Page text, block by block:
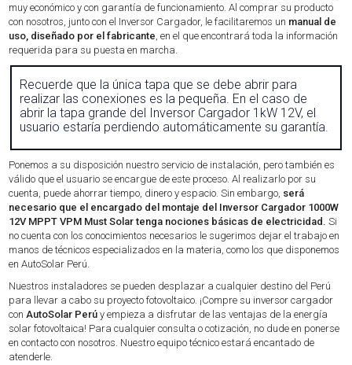
muy económico y con garantía de funcionamiento. Al comprar su producto
con nosotros, junto con el Inversor Cargador, le facilitaremos un manual de
uso, diseñado por el fabricante , en el que encontrará toda la información
requerida para su puesta en marcha.
Recuerde que la única tapa que se debe abrir para
realizar las conexiones es la pequeña. En el caso de
abrir la tapa grande del Inversor Cargador 1kW 12V, el
usuario estaría perdiendo automáticamente su garantía.
Ponemos a su disposición nuestro servicio de instalación, pero también es
válido que el usuario se encargue de este proceso. Al realizarlo por su
cuenta, puede ahorrar tiempo, dinero y espacio. Sin embargo, será
necesario que el encargado del montaje del Inversor Cargador 1000W
12V MPPT VPM Must Solar tenga nociones básicas de electricidad. Si
no cuenta con los conocimientos necesarios le sugerimos dejar el trabajo en
manos de técnicos especializados en la materia, como los que disponemos
en AutoSolar Perú.
Nuestros instaladores se pueden desplazar a cualquier destino del Perú
para llevar a cabo su proyecto fotovoltaico. ¡Compre su inversor cargador
conAutoSolar Perúy empieza a disfrutar de las ventajas de la energía
solar fotovoltaica! Para cualquier consulta o cotización, no dude en ponerse
en contacto con nosotros. Nuestro equipo técnico estará encantado de
atenderle.